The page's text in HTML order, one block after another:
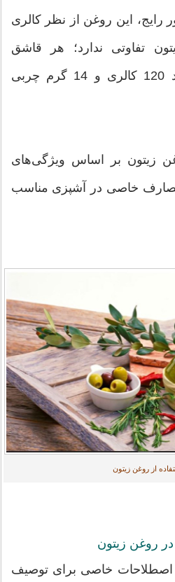
رایج، این روغن از نظر کالری
تفاوتی ندارد؛ هر قاشق
غذاخوری آن حاوی حدود 120 کالری و 14 گرم چربی
زیتون بر اساس ویژگی‌های
خاصی در آشپزی مناسب
از روغن زیتون
روغن زیتون
اصطلاحات خاصی برای توصیف